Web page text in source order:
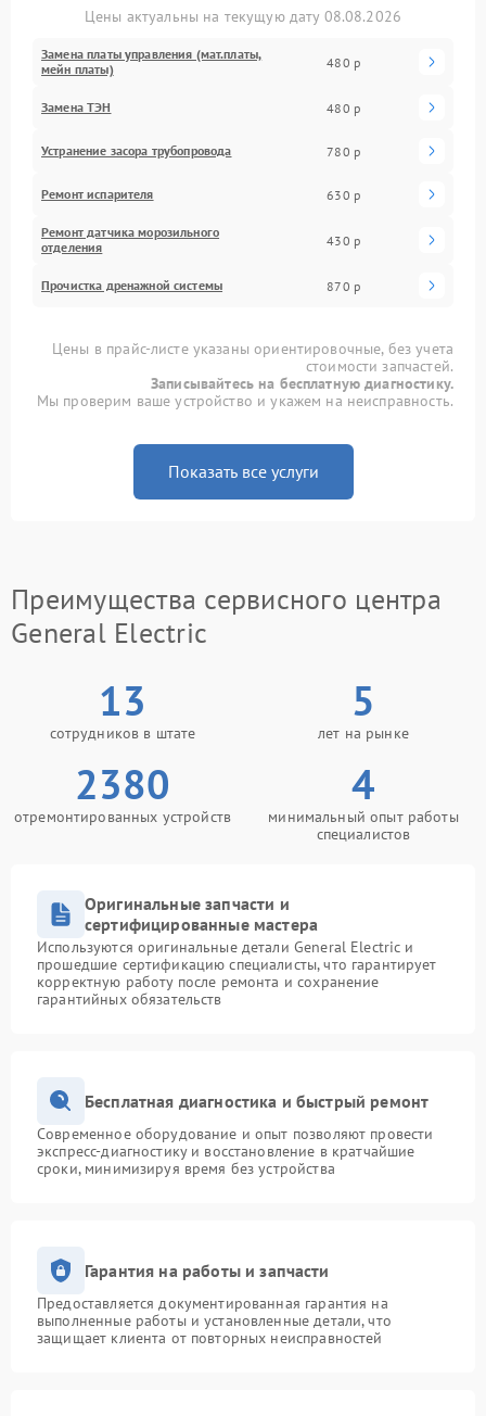
Цены актуальны на текущую дату 08.08.2026
Замена платы управления (мат.платы,
мейн платы)
480 р
Замена ТЭН 480 р
Устранение засора трубопровода 780 р
Ремонт испарителя 630 р
Ремонт датчика морозильного
отделения
430 р
Прочистка дренажной системы 870 р
Цены в прайс-листе указаны ориентировочные, без учета
стоимости запчастей.
Записывайтесь на бесплатную диагностику.
Мы проверим ваше устройство и укажем на неисправность.
Показать все услуги
Преимущества сервисного центра
General Electric
13
сотрудников в штате
5
лет на рынке
2380
отремонтированных устройств
4
минимальный опыт работы
специалистов
Оригинальные запчасти и
сертифицированные мастера
Используются оригинальные детали General Electric и
прошедшие сертификацию специалисты, что гарантирует
корректную работу после ремонта и сохранение
гарантийных обязательств
Бесплатная диагностика и быстрый ремонт
Современное оборудование и опыт позволяют провести
экспресс-диагностику и восстановление в кратчайшие
сроки, минимизируя время без устройства
Гарантия на работы и запчасти
Предоставляется документированная гарантия на
выполненные работы и установленные детали, что
защищает клиента от повторных неисправностей